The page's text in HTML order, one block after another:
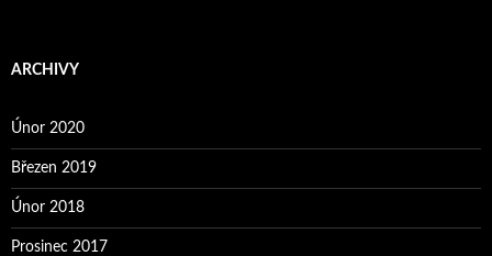
ARCHIVY
Únor 2020
Březen 2019
Únor 2018
Prosinec 2017